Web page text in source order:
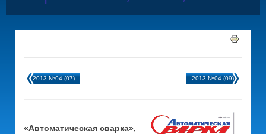
2013 №04 (07) 2013 №04 (09)
«Автоматическая сварка»,